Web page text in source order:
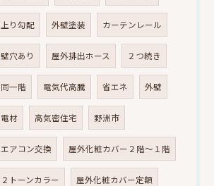
上り勾配 外壁塗装 カーテンレール
壁穴あり 屋外排出ホース ２つ続き
同一階 電気代高騰 省エネ 外壁
電材 高気密住宅 野洲市
エアコン交換 屋外化粧カバー２階～１階
２トーンカラー 屋外化粧カバー定額